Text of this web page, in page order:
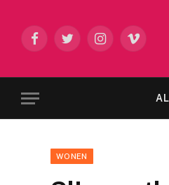
FacebookTwitterInstagram
Vimeo
WONEN